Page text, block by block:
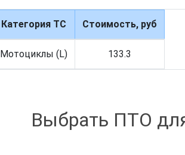
Категория ТС Стоимость, руб
Мотоциклы (L) 133.3
Выбрать ПТО